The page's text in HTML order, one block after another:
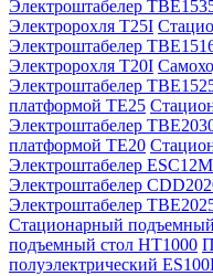
Электроштабелер
Электророхля T25I
Электроштабелер
Электророхля T20I
Электроштабелер
платформой TE25
Электроштабелер
платформой TE20
Электроштабелер
Электроштабелер
Электроштабелер
Стационарный
подъемный стол HT1000
полуэлектрический